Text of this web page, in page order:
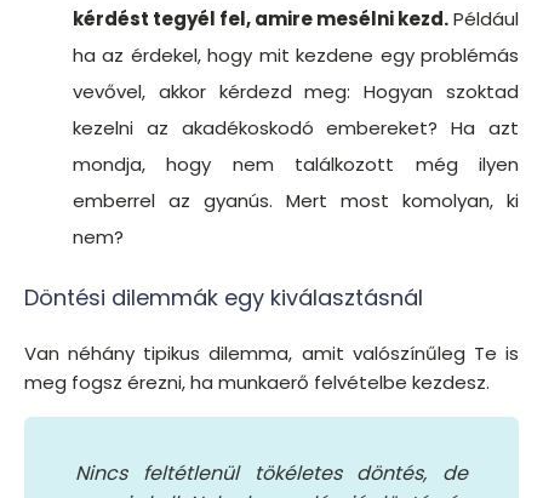
kérdést tegyél fel, amire mesélni kezd.Például
ha az érdekel, hogy mit kezdene egy problémás
vevővel, akkor kérdezd meg: Hogyan szoktad
kezelni az akadékoskodó embereket? Ha azt
mondja, hogy nem találkozott még ilyen
emberrel az gyanús. Mert most komolyan, ki
nem?
Döntési dilemmák egy kiválasztásnál
Van néhány tipikus dilemma, amit valószínűleg Te is
meg fogsz érezni, ha munkaerő felvételbe kezdesz.
Nincs feltétlenül tökéletes döntés, de